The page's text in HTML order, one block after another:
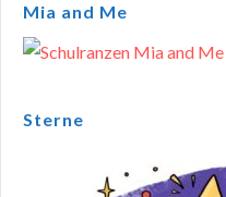
Mia and Me
Sterne